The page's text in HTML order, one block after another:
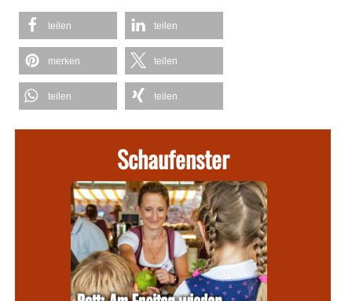
teilen teilen
merken teilen
teilen teilen
Schaufenster